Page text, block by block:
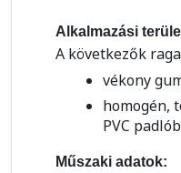
Alkalmazási
A következők
vékony
homogén,
PVC
Műszaki adatok: